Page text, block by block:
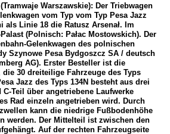
Warszawskie): Der Triebwagen
vom Typ vom Typ Pesa Jazz
als Linie 18 die Ratusz Arsenał. Im
(Polnisch: Pałac Mostowskich). Der
Gelenkwagen des polnischen
Szynowe Pesa Bydgoszcz SA / deutsch
AG). Erster Besteller ist die
30 dreiteilige Fahrzeuge des Typs
Jazz des Typs 134N besteht aus drei
Teil über angetriebene Laufwerke
Rad einzeln angetrieben wird. Durch
kann die niedrige Fußbodenhöhe
werden. Der Mittelteil ist zwischen den
Auf der rechten Fahrzeugseite